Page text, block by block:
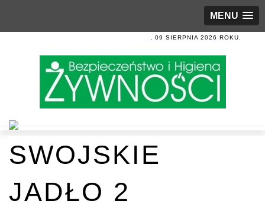
MENU
, 09 SIERPNIA 2026 ROKU.
SWOJSKIE
JADŁO 2